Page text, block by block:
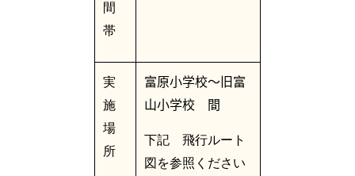
間
帯
実
施
場
所
富原小学校～旧富
山小学校 間
下記 飛行ルート
図を参照ください